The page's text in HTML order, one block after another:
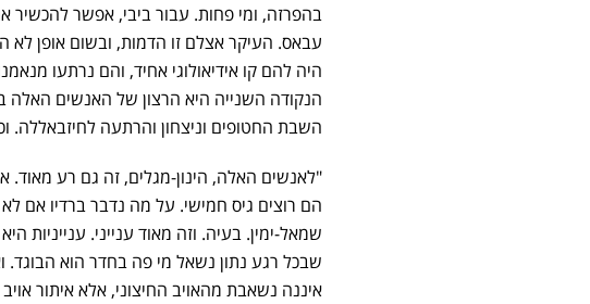
בהפרזה, ומי פחות. עבור ביבי, אפשר להכשיר
עבאס. העיקר אצלם זו הדמות, ובשום אופן לא
היה להם קו אידיאולוגי אחיד, והם נרתעו
הנקודה השנייה היא הרצון של האנשים האלה
השבת החטופים וניצחון והרתעה לחיזבאללה.
"לאנשים האלה, הינון-מגלים, זה גם רע מאוד.
הם רוצים גיס חמישי. על מה נדבר ברדיו אם
שמאל-ימין. בעיה. וזה מאוד ענייני.
שבכל רגע נתון נשאל מי פה בחדר הוא הבוגד.
איננה נשאבת מהאויב החיצוני, אלא איתור